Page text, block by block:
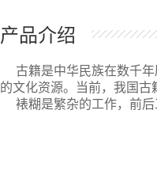
产品介绍
古籍是中华民族在数千
的文化资源。当前，我国古
裱糊是繁杂的工作，前